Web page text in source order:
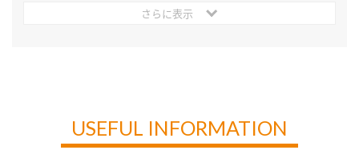
さらに表示
USEFUL INFORMATION